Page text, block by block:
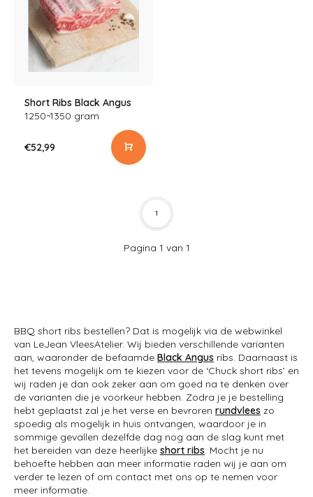
Short Ribs Black Angus
1250~1350 gram
€52,99
Pagina 1 van 1
1
BBQ short ribs bestellen? Dat is mogelijk via de webwinkel
van LeJean VleesAtelier. Wij bieden verschillende varianten
aan, waaronder de befaamde Black Angus ribs. Daarnaast is
het tevens mogelijk om te kiezen voor de ‘Chuck short ribs’ en
wij raden je dan ook zeker aan om goed na te denken over
de varianten die je voorkeur hebben. Zodra je je bestelling
hebt geplaatst zal je het verse en bevroren rundvlees zo
spoedig als mogelijk in huis ontvangen, waardoor je in
sommige gevallen dezelfde dag nog aan de slag kunt met
het bereiden van deze heerlijke short ribs. Mocht je nu
behoefte hebben aan meer informatie raden wij je aan om
verder te lezen of om contact met ons op te nemen voor
meer informatie.